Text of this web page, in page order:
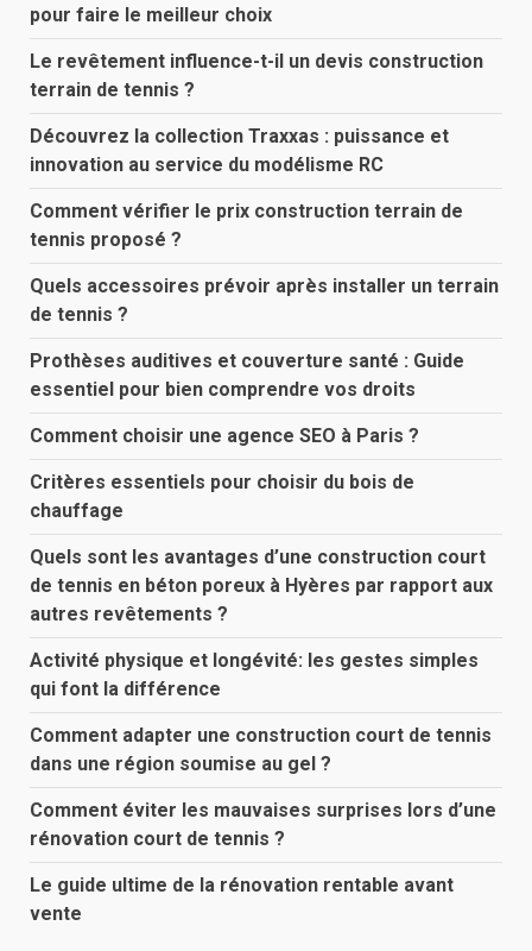
pour faire le meilleur choix
Le revêtement influence-t-il un devis construction
terrain de tennis ?
Découvrez la collection Traxxas : puissance et
innovation au service du modélisme RC
Comment vérifier le prix construction terrain de
tennis proposé ?
Quels accessoires prévoir après installer un terrain
de tennis ?
Prothèses auditives et couverture santé : Guide
essentiel pour bien comprendre vos droits
Comment choisir une agence SEO à Paris ?
Critères essentiels pour choisir du bois de
chauffage
Quels sont les avantages d’une construction court
de tennis en béton poreux à Hyères par rapport aux
autres revêtements ?
Activité physique et longévité: les gestes simples
qui font la différence
Comment adapter une construction court de tennis
dans une région soumise au gel ?
Comment éviter les mauvaises surprises lors d’une
rénovation court de tennis ?
Le guide ultime de la rénovation rentable avant
vente